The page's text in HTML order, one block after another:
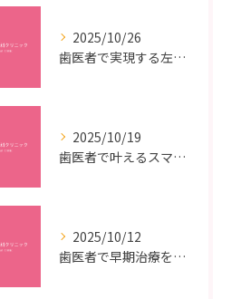
2025/10/26
歯医者で実現する左右対称治療のポイントと矯正治療選びの疑問解決ガイド
2025/10/19
歯医者で叶えるスマイルメイクオーバーなら福岡県福岡市博多区博多駅前の最新矯正治療解説
2025/10/12
歯医者で早期治療を受けるメリットと虫歯悪化を防ぐ最短ステップ